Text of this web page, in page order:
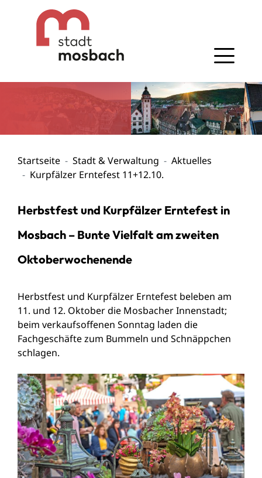
Gehe zum Navigationsbereich
Gehe zum Inhalt
Startseite Stadt & Verwaltung
Aktuelles
Kurpfälzer Erntefest 11+12.10.
Herbstfest und Kurpfälzer Erntefest in
Mosbach – Bunte Vielfalt am zweiten
Oktoberwochenende
Herbstfest und Kurpfälzer Erntefest beleben am
11. und 12. Oktober die Mosbacher Innenstadt;
beim verkaufsoffenen Sonntag laden die
Fachgeschäfte zum Bummeln und Schnäppchen
schlagen.